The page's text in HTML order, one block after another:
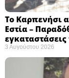
Το Καρπενήσι
Εστία –
3 Αυγούστου 2026